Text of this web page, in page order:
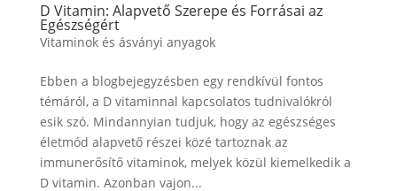
D Vitamin: Alapvető Szerepe és Forrásai az
Egészségért
Vitaminok és ásványi anyagok
Ebben a blogbejegyzésben egy rendkívül fontos
témáról, a D vitaminnal kapcsolatos tudnivalókról
esik szó. Mindannyian tudjuk, hogy az egészséges
életmód alapvető részei közé tartoznak az
immunerősítő vitaminok, melyek közül kiemelkedik a
D vitamin. Azonban vajon...